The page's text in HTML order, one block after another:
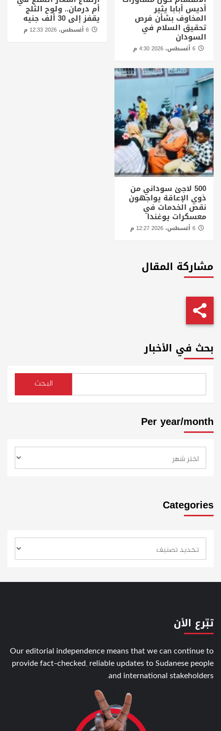
أديس أبابا يثير
المخاوف بشأن فرص
تحقيق السلام في
السودان
أم درمان.. ولوح الثلج
يقفز إلى 30 ألف جنيه
6 أغسطس، 2026 12:33 م
500 لاجئ سوداني من
ذوي الإعاقة يواجهون
نقص الخدمات في
معسكرات يوغندا
مشاركة المقال
بحث في الأخبار
البحث
Per year/month
Categories
تبّرع الأن
Our editorial independence means that we can continue to
provide fact-checked, reliable updates to Sudanese people
and international stakeholders.